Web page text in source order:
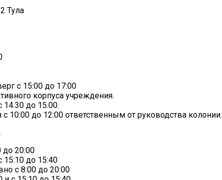
Тула
с 15:00 до 17:00
корпуса учреждения.
до 15.00.
до 12:00 ответственным от руководства колонии.
до 20:00
15:10 до 15:40
с 8:00 до 20:00